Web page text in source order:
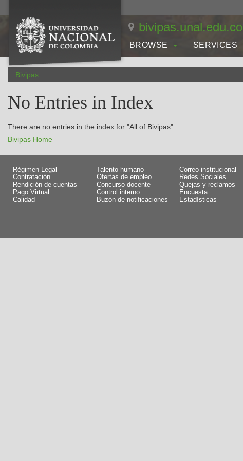
bivipas.unal.edu.co
BROWSE SERVICES
Bivipas
No Entries in Index
There are no entries in the index for "All of Bivipas".
Bivipas Home
Régimen Legal
Talento humano
Contratación
Ofertas de empleo
Rendición de cuentas
Concurso docente
Pago Virtual
Control interno
Calidad
Buzón de notificaciones
Correo institucional
Redes Sociales
Quejas y reclamos
Encuesta
Estadísticas